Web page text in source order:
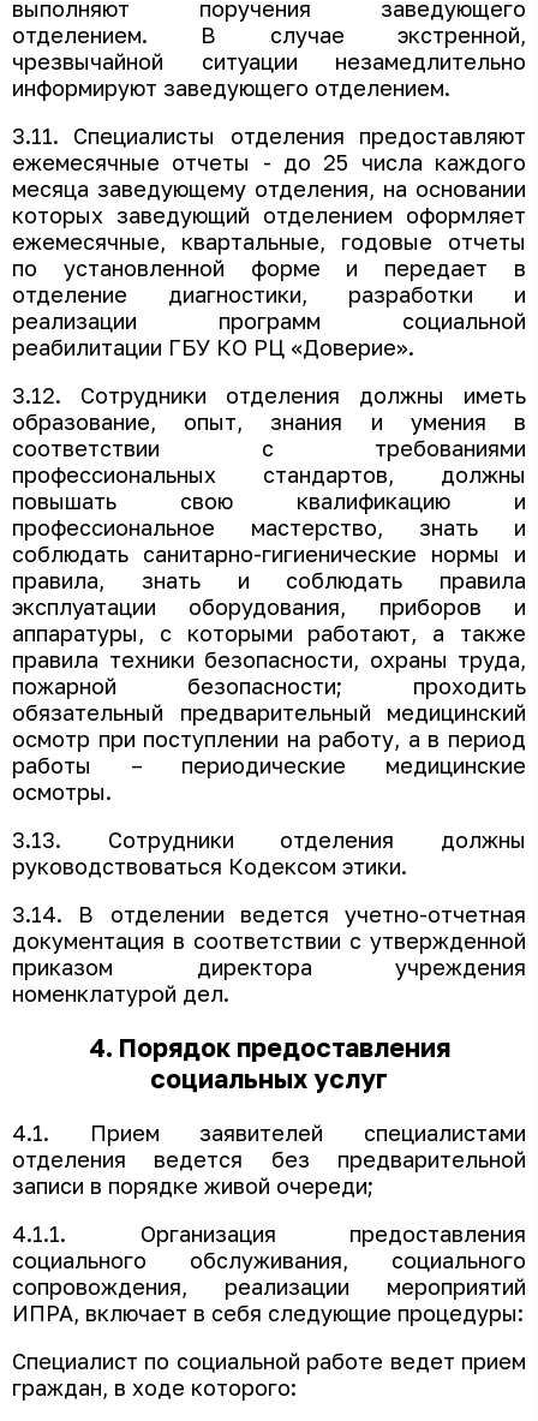
выполняют поручения заведующего
отделением. В случае экстренной,
чрезвычайной ситуации незамедлительно
информируют заведующего отделением.
3.11. Специалисты отделения предоставляют
ежемесячные отчеты - до 25 числа каждого
месяца заведующему отделения, на основании
которых заведующий отделением оформляет
ежемесячные, квартальные, годовые отчеты
по установленной форме и передает в
отделение диагностики, разработки и
реализации программ социальной
реабилитации ГБУ КО РЦ «Доверие».
3.12. Сотрудники отделения должны иметь
образование, опыт, знания и умения в
соответствии с требованиями
профессиональных стандартов, должны
повышать свою квалификацию и
профессиональное мастерство, знать и
соблюдать санитарно-гигиенические нормы и
правила, знать и соблюдать правила
эксплуатации оборудования, приборов и
аппаратуры, с которыми работают, а также
правила техники безопасности, охраны труда,
пожарной безопасности; проходить
обязательный предварительный медицинский
осмотр при поступлении на работу, а в период
работы – периодические медицинские
осмотры.
3.13. Сотрудники отделения должны
руководствоваться Кодексом этики.
3.14. В отделении ведется учетно-отчетная
документация в соответствии с утвержденной
приказом директора учреждения
номенклатурой дел.
4. Порядок предоставления
социальных услуг
4.1. Прием заявителей специалистами
отделения ведется без предварительной
записи в порядке живой очереди;
4.1.1. Организация предоставления
социального обслуживания, социального
сопровождения, реализации мероприятий
ИПРА, включает в себя следующие процедуры:
Специалист по социальной работе ведет прием
граждан, в ходе которого: